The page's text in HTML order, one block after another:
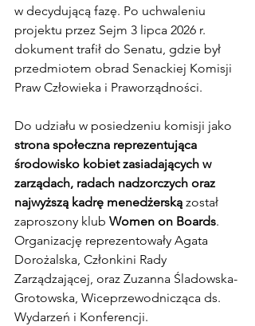
w decydującą fazę. Po uchwaleniu
projektu przez Sejm 3 lipca 2026 r.
dokument trafił do Senatu, gdzie był
przedmiotem obrad Senackiej Komisji
Praw Człowieka i Praworządności.
Do udziału w posiedzeniu komisji jako
strona społeczna reprezentująca
środowisko kobiet zasiadających w
zarządach, radach nadzorczych oraz
najwyższą kadrę menedżerską został
zaproszony klub Women on Boards.
Organizację reprezentowały Agata
Dorożalska, Członkini Rady
Zarządzającej, oraz Zuzanna Śladowska-
Grotowska, Wiceprzewodnicząca ds.
Wydarzeń i Konferencji.